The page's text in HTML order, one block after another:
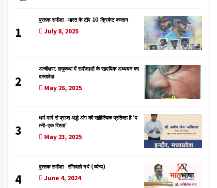
1
पुस्तक समीक्षा -भारत के टॉप-10 क्रिकेट कप्तान
July 8, 2025
2
अन्वीक्षण: लघुकथा में समीक्षाओं के सामयिक अध्ययन का
दस्तावेज़
May 26, 2025
3
धर्म मार्ग से प्राप्त अर्द्ध अंग की साहित्यिक प्रतिष्ठा है ‘प
त्नी-एक रिश्ता’
May 23, 2025
4
पुस्तक समीक्षा- सींगवाले गधे (व्यंग्य)
June 4, 2024